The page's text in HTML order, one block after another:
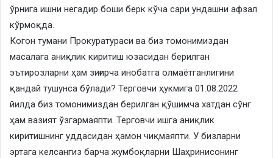
ўрнига ишни негадир боши берк кўча сари ундашни афзал
кўрмоқда.
Когон тумани Прокуратураси ва биз томонимиздан
масалага аниқлик киритиш юзасидан берилган
эътирозларни ҳам зиғирча инобатга олмаётганлигини
қандай тушунса бўлади? Терговчи ҳукмига 01.08.2022
йилда биз томонимиздан берилган қўшимча хатдан сўнг
ҳам вазият ўзгармаяпти. Терговчи ишга аниқлик
киритишнинг уддасидан ҳамон чиқмаяпти. У бизларни
эртага келсангиз барча жумбоқларни Шаҳринисонинг